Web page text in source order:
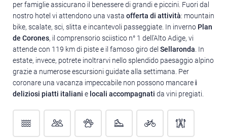
per famiglie assicurano il benessere di grandi e piccini. Fuori dal
nostro hotel vi attendono una vasta offerta di attività: mountain
bike, scalate, sci, slitta e incantevoli passeggiate. In inverno Plan
de Corones, il comprensorio sciistico n° 1 dell’Alto Adige, vi
attende con 119 km di piste e il famoso giro del Sellaronda . In
estate, invece, potrete inoltrarvi nello splendido paesaggio alpino
grazie a numerose escursioni guidate alla settimana. Per
coronare una vacanza impeccabile non possono mancare i
deliziosi piatti italiani e locali accompagnati da vini pregiati.